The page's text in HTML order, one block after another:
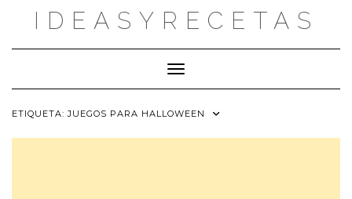
IDEASYRECETAS
Cambiar modo de navegación
ETIQUETA:JUEGOS PARA HALLOWEEN